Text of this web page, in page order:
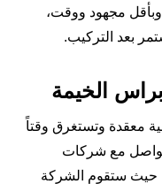
مجهود ووقت،
بعد التركيب.
الخيمة
معقدة وتستغرق وقتاً
مع شركات
حيث ستقوم الشركة